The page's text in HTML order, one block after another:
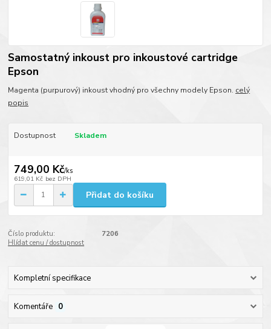
Samostatný inkoust pro inkoustové cartridge
Epson
Magenta (purpurový) inkoust vhodný pro všechny modely Epson. celý
popis
Dostupnost Skladem
749,00 Kč/ks
619,01 Kč bez DPH
Přidat do košíku
Číslo produktu:
7206
Hlídat cenu / dostupnost
Kompletní specifikace
Komentáře 0